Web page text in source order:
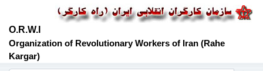
O.R.W.I
Organization of Revolutionary Workers of Iran (Rahe
Kargar)